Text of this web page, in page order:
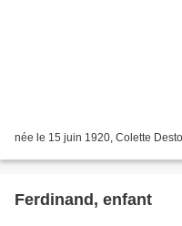
née le 15 juin 1920, Colette
Ferdinand, enfant